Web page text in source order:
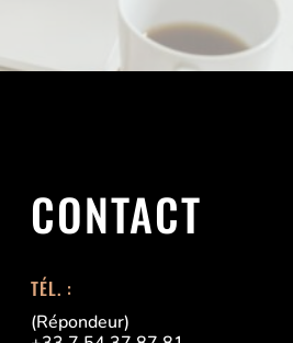
CONTACT
TÉL. :
(Répondeur)